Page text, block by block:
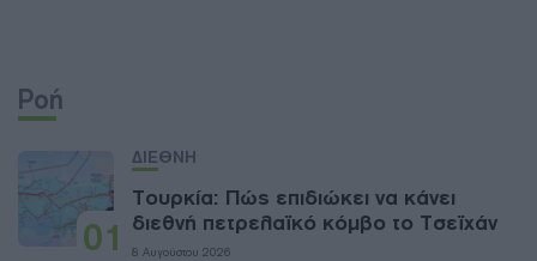
Ροή
01
ΔΙΕΘΝΗ
Τουρκία: Πώς επιδιώκει να κάνει
διεθνή πετρελαϊκό κόμβο το Τσεϊχάν
8 Αυγούστου 2026